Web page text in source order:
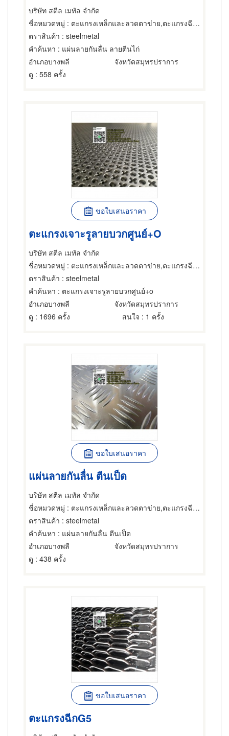
บริษัท สตีล เมทัล จำกัด
ชื่อหมวดหมู่ : ตะแกรงเหล็กและลวดตาข่าย,ตะแกรงฉีกหรือตะแกรงยืด,ตะแกรงเหล็กและลวดตาข่าย
ตราสินค้า : steelmetal
คำค้นหา : แผ่นลายกันลื่น ลายตีนไก่
อำเภอบางพลี
จังหวัดสมุทรปราการ
ดู : 558 ครั้ง
ขอใบเสนอราคา
ตะแกรงเจาะรูลายบวกศูนย์+O
บริษัท สตีล เมทัล จำกัด
ชื่อหมวดหมู่ : ตะแกรงเหล็กและลวดตาข่าย,ตะแกรงฉีกหรือตะแกรงยืด,ตะแกรงเหล็กและลวดตาข่าย
ตราสินค้า : steelmetal
คำค้นหา : ตะแกรงเจาะรูลายบวกศูนย์+o
อำเภอบางพลี
จังหวัดสมุทรปราการ
ดู : 1696 ครั้ง สนใจ : 1 ครั้ง
ขอใบเสนอราคา
แผ่นลายกันลื่น ตีนเป็ด
บริษัท สตีล เมทัล จำกัด
ชื่อหมวดหมู่ : ตะแกรงเหล็กและลวดตาข่าย,ตะแกรงฉีกหรือตะแกรงยืด,ตะแกรงเหล็กและลวดตาข่าย
ตราสินค้า : steelmetal
คำค้นหา : แผ่นลายกันลื่น ตีนเป็ด
อำเภอบางพลี
จังหวัดสมุทรปราการ
ดู : 438 ครั้ง
ขอใบเสนอราคา
ตะแกรงฉีกG5